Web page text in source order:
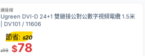
連接線
Ugreen DVI-D 24+1 雙鏈接公對公數字視頻電纜 1.5米
| DV101 / 11606
$98 $78
節省: $20